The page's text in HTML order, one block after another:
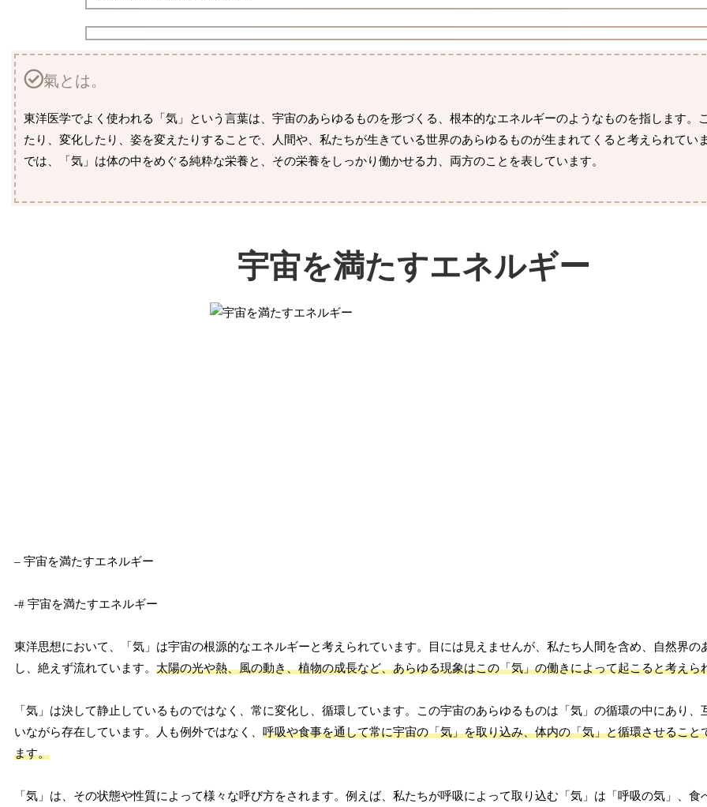
氣とは。
東洋医学でよく使われる「気」という言葉は、宇宙のあらゆるものを形づくる、根本的なエネルギーのようなものを指します。
たり、変化したり、姿を変えたりすることで、人間や、私たちが生きている世界のあらゆるものが生まれてくると考えられてい
では、「気」は体の中をめぐる純粋な栄養と、その栄養をしっかり働かせる力、両方のことを表しています。
宇宙を満たすエネルギー
– 宇宙を満たすエネルギー
-# 宇宙を満たすエネルギー
東洋思想において、「気」は宇宙の根源的なエネルギーと考えられています。目には見えませんが、私たち人間を含め、自然界の
し、絶えず流れています。 太陽の光や熱、風の動き、植物の成長など、あらゆる現象はこの「気」の働きによって起こると考えら
「気」は決して静止しているものではなく、常に変化し、循環しています。この宇宙のあらゆるものは「気」の循環の中にあり、
いながら存在しています。人も例外ではなく、 呼吸や食事を通して常に宇宙の「気」を取り込み、体内の「気」と循環させること
ます。
「気」は、その状態や性質によって様々な呼び方をされます。例えば、私たちが呼吸によって取り込む「気」は「呼吸の気」、食